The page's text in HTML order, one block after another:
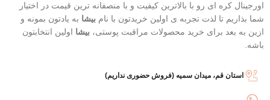
اورجینال کره ای رو با بالاترین کیفیت و با منصفانه ترین قیمت در اختیار
شما بذاریم تا لذت تجربه ی اولین خریدتون با نام بیشا به یادتون بمونه و
ازین به بعد برای خرید محصولات مراقبت پوستی، بیشا اولین انتخابتون
باشه.
استان قم، میدان سمیه (فروش حضوری نداریم)